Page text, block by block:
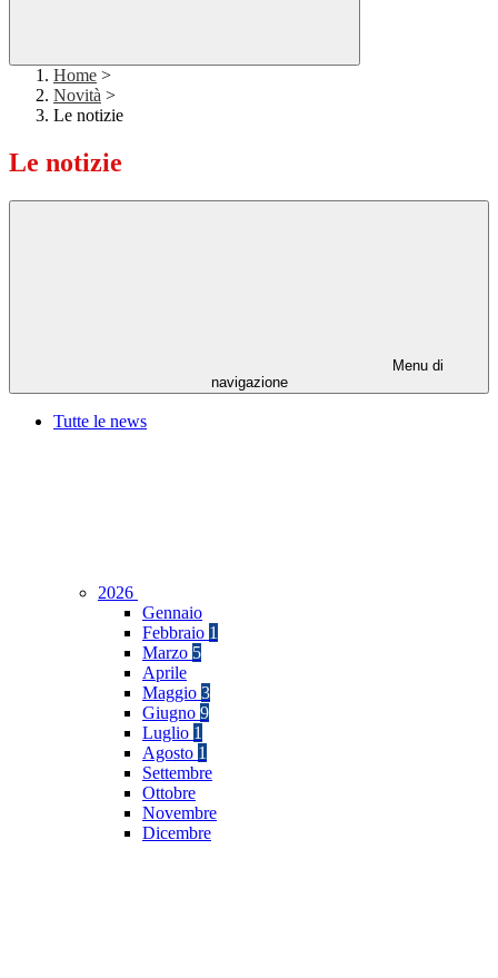
Home >
Novità >
Le notizie
Le notizie
Menu di
navigazione
Tutte le news
2026
Gennaio
Febbraio 1
Marzo 5
Aprile
Maggio 3
Giugno 9
Luglio 1
Agosto 1
Settembre
Ottobre
Novembre
Dicembre